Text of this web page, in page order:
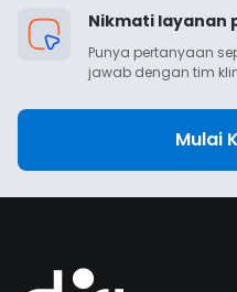
Nikmati layanan
Punya pertanyaan
jawab dengan tim
Mulai